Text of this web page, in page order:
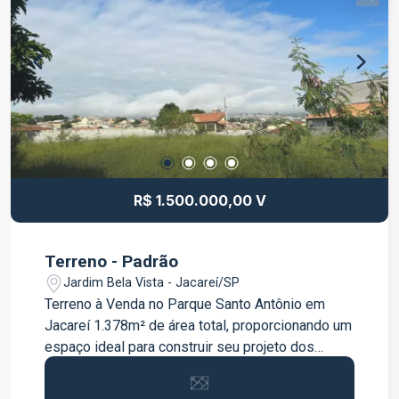
administração e operações. Copa: Área destinada
para refeições e conforto dos colaboradores. O
galpão é ideal para quem busca um imóvel
versátil, pronto para atender diferentes tipos de
negócios, desde armazenamento até produção e
serviços. Não perca essa oportunidade! Entre em
contato agora mesmo para agendar uma visita e
conhecer o potencial que este espaço pode
oferecer para o seu negócio. Seja para locação ou
compra, este galpão comercial está pronto para
R$ 1.500.000,00 V
Terreno - Padrão
Jardim Bela Vista - Jacareí/SP
Terreno à Venda no Parque Santo Antônio em
Jacareí 1.378m² de área total, proporcionando um
espaço ideal para construir seu projeto dos
sonhos. Terreno murado, oferecendo maior
segurança e privacidade. Localização privilegiada